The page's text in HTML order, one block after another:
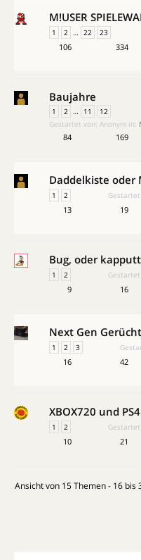
M!USER
1 2 … 22 23
106 334
Baujahre
1 2 … 11
12
Gestartet von: Anonym in:
84 169
Daddelkiste oder
1 2
13 19
Bug, oder
1 2
9 16
Next Gen
1 2 3
16 42
XBOX720 und
1 2
10 21
Ansicht von 15 Themen - 16 bis